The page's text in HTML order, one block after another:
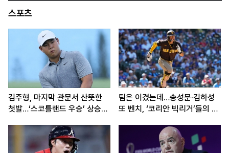
스포츠
김주형, 마지막 관문서 산뜻한
첫발…‘스코틀랜드 우승’ 상승세
팀은 이겼는데…송성문·김하성
또 벤치, ‘코리안 빅리거’들의 고